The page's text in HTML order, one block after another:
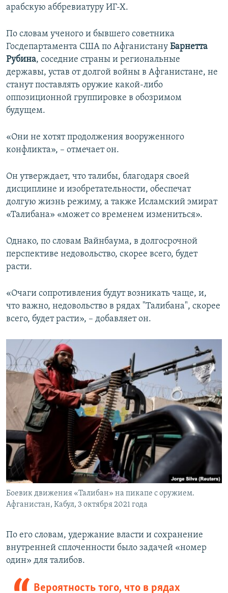
арабскую аббревиатуру ИГ-Х.
По словам ученого и бывшего советника
Госдепартамента США по Афганистану Барнетта
Рубина, соседние страны и региональные
державы, устав от долгой войны в Афганистане, не
станут поставлять оружие какой-либо
оппозиционной группировке в обозримом
будущем.
«Они не хотят продолжения вооруженного
конфликта», – отмечает он.
Он утверждает, что талибы, благодаря своей
дисциплине и изобретательности, обеспечат
долгую жизнь режиму, а также Исламский эмират
«Талибана» «может со временем измениться».
Однако, по словам Вайнбаума, в долгосрочной
перспективе недовольство, скорее всего, будет
расти.
«Очаги сопротивления будут возникать чаще, и,
что важно, недовольство в рядах "Талибана", скорее
всего, будет расти», – добавляет он.
Боевик движения «Талибан» на пикапе с оружием.
Афганистан, Кабул, 3 октября 2021 года
По его словам, удержание власти и сохранение
внутренней сплоченности было задачей «номер
один» для талибов.
Вероятность того, что в рядах